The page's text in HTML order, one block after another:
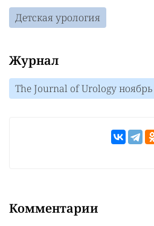
Детская урология
Журнал
The Journal of Urology ноябрь
Комментарии